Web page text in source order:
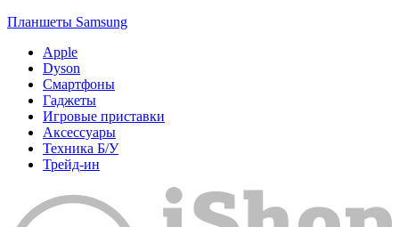
Планшеты Samsung
Apple
Dyson
Смартфоны
Гаджеты
Игровые приставки
Аксессуары
Техника Б/У
Трейд-ин